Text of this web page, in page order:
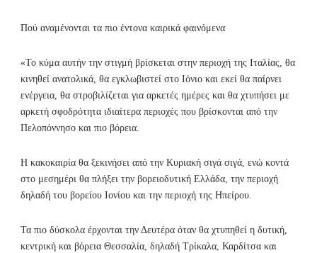
Πού αναμένονται τα πιο έντονα καιρικά φαινόμενα
«Το κύμα αυτήν την στιγμή βρίσκεται στην περιοχή της Ιταλίας, θα
κινηθεί ανατολικά, θα εγκλωβιστεί στο Ιόνιο και εκεί θα παίρνει
ενέργεια, θα στροβιλίζεται για αρκετές ημέρες και θα χτυπήσει με
αρκετή σφοδρότητα ιδιαίτερα περιοχές που βρίσκονται από την
Πελοπόννησο και πιο βόρεια.
Η κακοκαιρία θα ξεκινήσει από την Κυριακή σιγά σιγά, ενώ κοντά
στο μεσημέρι θα πλήξει την βορειοδυτική Ελλάδα, την περιοχή
δηλαδή του βορείου Ιονίου και την περιοχή της Ηπείρου.
Τα πιο δύσκολα έρχονται την Δευτέρα όταν θα χτυπηθεί η δυτική,
κεντρική και βόρεια Θεσσαλία, δηλαδή Τρίκαλα, Καρδίτσα και